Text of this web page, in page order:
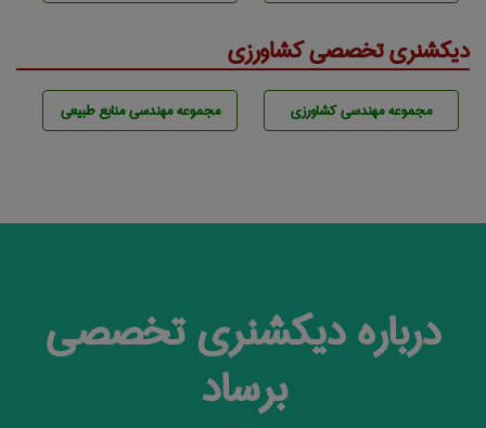
دیکشنری تخصصی کشاورزی
مجموعه مهندسی كشاورزی مجموعه مهندسی منابع طبيعی
درباره دیکشنری تخصصی
برساد